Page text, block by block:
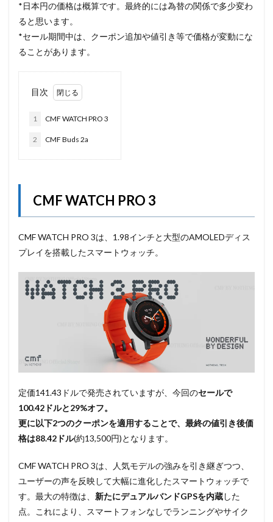
*日本円の価格は概算です。最終的には為替の関係で多少変わ
ると思います。
*セール期間中は、クーポン追加や値引き等で価格が変動にな
ることがあります。
目次
1 CMF WATCH PRO 3
2 CMF Buds 2a
CMF WATCH PRO 3
CMF WATCH PRO 3は、1.98インチと大型のAMOLEDディス
プレイを搭載したスマートウォッチ。
定価141.43ドルで発売されていますが、今回のセールで
100.42ドルと29%オフ。
更に以下2つのクーポンを適用することで、最終の値引き後価
格は88.42ドル(約13,500円)となります。
CMF WATCH PRO 3は、人気モデルの強みを引き継ぎつつ、
ユーザーの声を反映して大幅に進化したスマートウォッチで
す。最大の特徴は、 新たにデュアルバンドGPSを内蔵した
点。これにより、スマートフォンなしでランニングやサイク